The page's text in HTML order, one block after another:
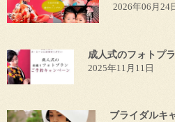
2026年06月24
成人式のフォトプ
2025年11月11日
ブライダルキ